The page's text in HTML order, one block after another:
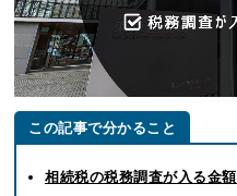
この記事で分かること
相続税の税務調査が入る金